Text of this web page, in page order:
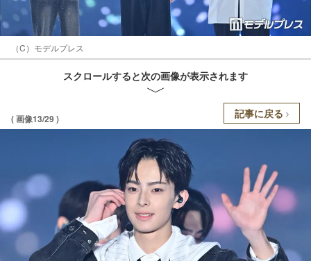
（C）モデルプレス
スクロールすると次の画像が表示されます
( 画像13/29 ) 記事に戻る